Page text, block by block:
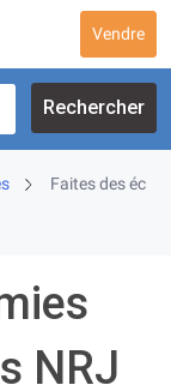
Vendre
Rechercher
Faites des
NRJ